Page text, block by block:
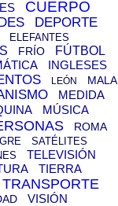
CUERPO
DEPORTE
ELEFANTES
FRÍO FÚTBOL
INGLESES
LEÓN
MALA
MEDIDA
MÚSICA
ROMA
SATÉLITES
TELEVISIÓN
TIERRA
TRANSPORTE
VISIÓN